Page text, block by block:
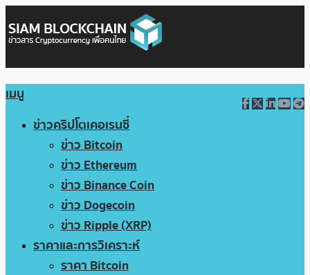
เมนู
ข่าวคริปโตเคอเรนซี่
ข่าว Bitcoin
ข่าว Ethereum
ข่าว Binance Coin
ข่าว Dogecoin
ข่าว Ripple (XRP)
ราคาและการวิเคราะห์
ราคา Bitcoin